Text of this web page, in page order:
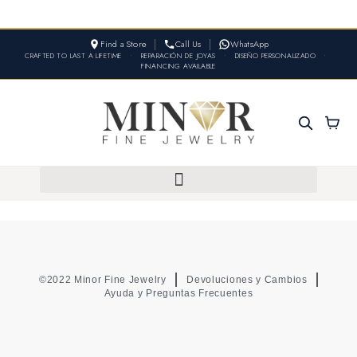
Find a Store Call Us WhatsApp
CRAFTED TO LAST A LIFETIME • REPARACIÓN DE JOYAS • DISEÑO PERSONALIZADO
•
FINANCING AVAILABLE
©2022 Minor Fine Jewelry
Devoluciones y Cambios
Ayuda y Preguntas Frecuentes